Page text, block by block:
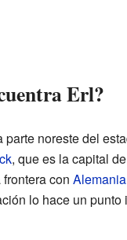
Erl?
parte noreste del
, que es la capital
con Alemania
lo hace un punto